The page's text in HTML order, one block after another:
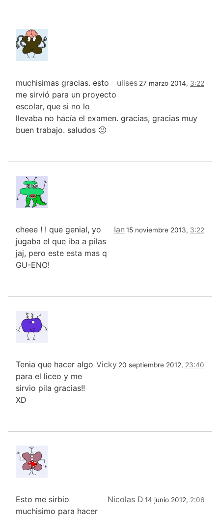
ulises 27 marzo 2014, 3:22
muchisimas gracias. esto
me sirvió para un proyecto
escolar, que si no lo
llevaba no hacía el examen. gracias, gracias muy
buen trabajo. saludos 🙂
Ian 15 noviembre 2013, 3:22
cheee ! ! que genial, yo
jugaba el que iba a pilas
jaj, pero este esta mas q
GU-ENO!
Vicky 20 septiembre 2012, 23:40
Tenia que hacer algo
para el liceo y me
sirvio pila gracias!!
XD
Nicolas D 14 junio 2012, 2:06
Esto me sirbio
muchisimo para hacer